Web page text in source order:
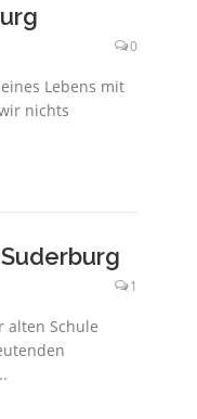
0
Lebens mit
nichts
1
alten Schule